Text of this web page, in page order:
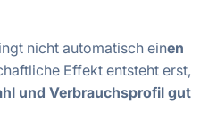
nicht automatisch einen
Effekt entsteht erst,
und Verbrauchsprofil gut